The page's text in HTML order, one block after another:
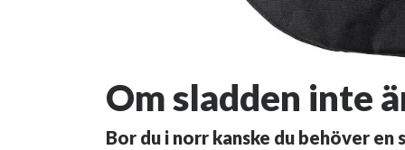
Om sladden inte
Bor du i norr kanske du behöver